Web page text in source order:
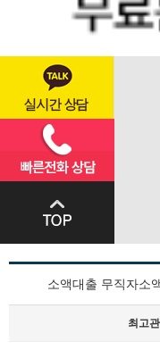
소액대출 무직자소
최고